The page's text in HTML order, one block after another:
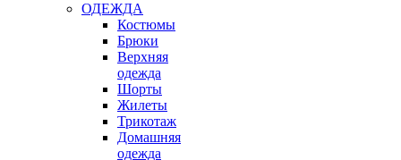
ОДЕЖДА
Костюмы
Брюки
Верхняя
одежда
Шорты
Жилеты
Трикотаж
Домашняя
одежда